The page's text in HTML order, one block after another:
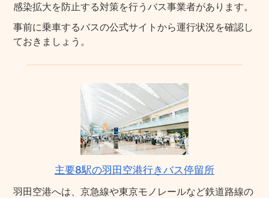
感染拡大を防止する対策を行うバス事業者があります。
事前に乗車するバスの公式サイトから運行状況を確認し
ておきましょう。
主要8駅の羽田空港行きバス停留所
羽田空港へは、京急線や東京モノレールなど鉄道路線の